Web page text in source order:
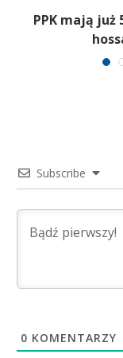
PPK mają już
Subscribe
0 KOMENTARZY